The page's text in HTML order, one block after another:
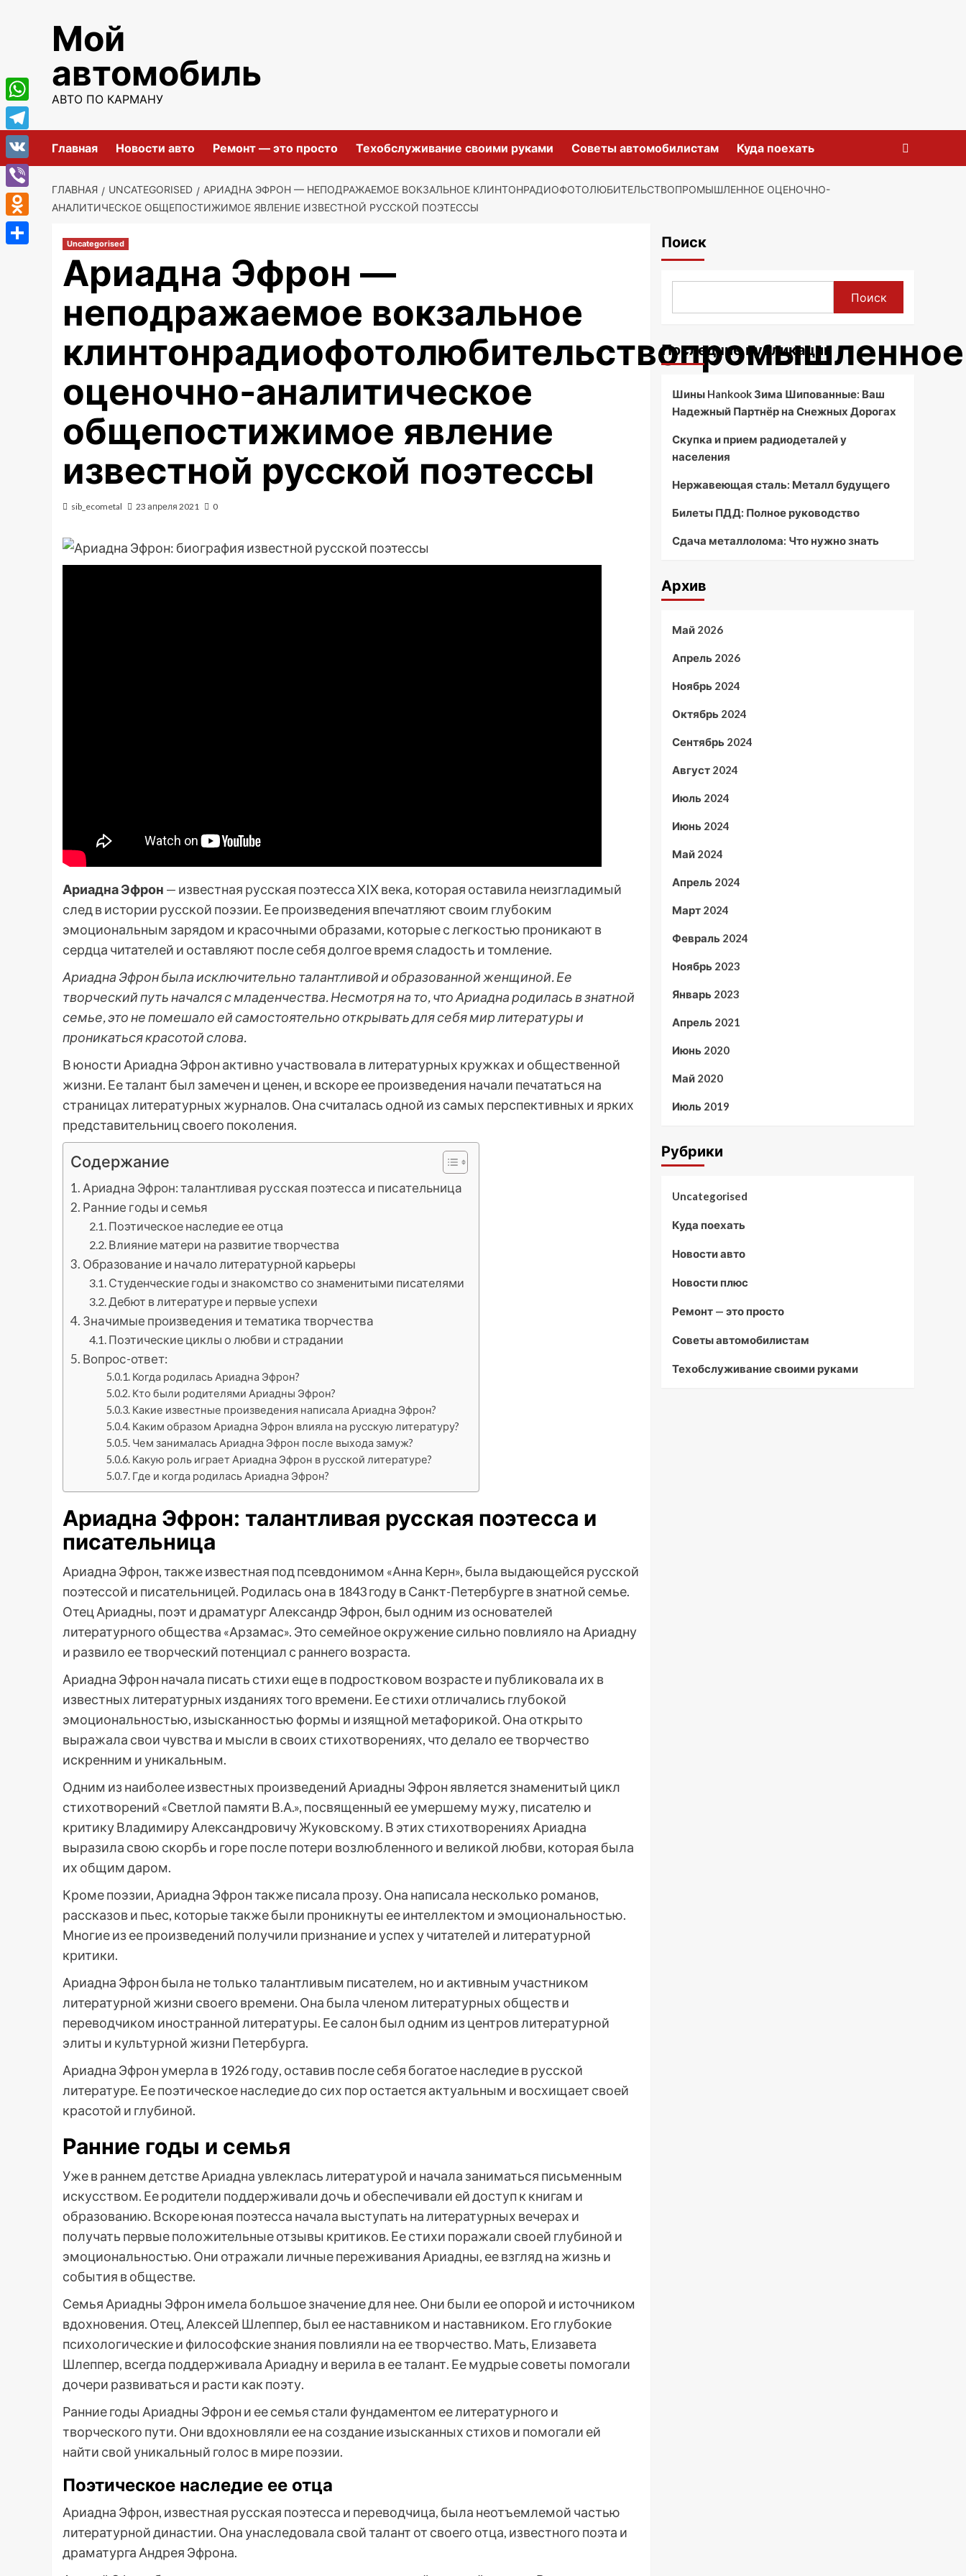
содержимомуМой
автомобиль
АВТО ПО КАРМАНУ
Главная Новости авто Ремонт — это просто Техобслуживание своими руками Советы автомобилистам Куда поехать
ГЛАВНАЯ UNCATEGORISED
АРИАДНА ЭФРОН — НЕПОДРАЖАЕМОЕ ВОКЗАЛЬНОЕ КЛИНТОНРАДИОФОТОЛЮБИТЕЛЬСТВОПРОМЫШЛЕННОЕ ОЦЕНОЧНО-
АНАЛИТИЧЕСКОЕ ОБЩЕПОСТИЖИМОЕ ЯВЛЕНИЕ ИЗВЕСТНОЙ РУССКОЙ ПОЭТЕССЫ
Uncategorised
Ариадна Эфрон —
неподражаемое вокзальное
клинтонрадиофотолюбительствопромышленное
оценочно-аналитическое
общепостижимое явление
известной русской поэтессы
sib_ecometal 23 апреля 2021 0
Ариадна Эфрон — известная русская поэтесса XIX века, которая оставила неизгладимый
след в истории русской поэзии. Ее произведения впечатляют своим глубоким
эмоциональным зарядом и красочными образами, которые с легкостью проникают в
сердца читателей и оставляют после себя долгое время сладость и томление.
Ариадна Эфрон была исключительно талантливой и образованной женщиной. Ее
творческий путь начался с младенчества. Несмотря на то, что Ариадна родилась в знатной
семье, это не помешало ей самостоятельно открывать для себя мир литературы и
проникаться красотой слова.
В юности Ариадна Эфрон активно участвовала в литературных кружках и общественной
жизни. Ее талант был замечен и ценен, и вскоре ее произведения начали печататься на
страницах литературных журналов. Она считалась одной из самых перспективных и ярких
представительниц своего поколения.
Содержание
Ариадна Эфрон: талантливая русская поэтесса и писательница
Ранние годы и семья
Поэтическое наследие ее отца
Влияние матери на развитие творчества
Образование и начало литературной карьеры
Студенческие годы и знакомство со знаменитыми писателями
Дебют в литературе и первые успехи
Значимые произведения и тематика творчества
Поэтические циклы о любви и страдании
Вопрос-ответ:
Когда родилась Ариадна Эфрон?
Кто были родителями Ариадны Эфрон?
Какие известные произведения написала Ариадна Эфрон?
Каким образом Ариадна Эфрон влияла на русскую литературу?
Чем занималась Ариадна Эфрон после выхода замуж?
Какую роль играет Ариадна Эфрон в русской литературе?
Где и когда родилась Ариадна Эфрон?
Ариадна Эфрон: талантливая русская поэтесса и
писательница
Ариадна Эфрон, также известная под псевдонимом «Анна Керн», была выдающейся русской
поэтессой и писательницей. Родилась она в 1843 году в Санкт-Петербурге в знатной семье.
Отец Ариадны, поэт и драматург Александр Эфрон, был одним из основателей
литературного общества «Арзамас». Это семейное окружение сильно повлияло на Ариадну
и развило ее творческий потенциал с раннего возраста.
Ариадна Эфрон начала писать стихи еще в подростковом возрасте и публиковала их в
известных литературных изданиях того времени. Ее стихи отличались глубокой
эмоциональностью, изысканностью формы и изящной метафорикой. Она открыто
выражала свои чувства и мысли в своих стихотворениях, что делало ее творчество
искренним и уникальным.
Одним из наиболее известных произведений Ариадны Эфрон является знаменитый цикл
стихотворений «Светлой памяти В.А.», посвященный ее умершему мужу, писателю и
критику Владимиру Александровичу Жуковскому. В этих стихотворениях Ариадна
выразила свою скорбь и горе после потери возлюбленного и великой любви, которая была
их общим даром.
Кроме поэзии, Ариадна Эфрон также писала прозу. Она написала несколько романов,
рассказов и пьес, которые также были проникнуты ее интеллектом и эмоциональностью.
Многие из ее произведений получили признание и успех у читателей и литературной
критики.
Ариадна Эфрон была не только талантливым писателем, но и активным участником
литературной жизни своего времени. Она была членом литературных обществ и
переводчиком иностранной литературы. Ее салон был одним из центров литературной
элиты и культурной жизни Петербурга.
Ариадна Эфрон умерла в 1926 году, оставив после себя богатое наследие в русской
литературе. Ее поэтическое наследие до сих пор остается актуальным и восхищает своей
красотой и глубиной.
Ранние годы и семья
Уже в раннем детстве Ариадна увлеклась литературой и начала заниматься письменным
искусством. Ее родители поддерживали дочь и обеспечивали ей доступ к книгам и
образованию. Вскоре юная поэтесса начала выступать на литературных вечерах и
получать первые положительные отзывы критиков. Ее стихи поражали своей глубиной и
эмоциональностью. Они отражали личные переживания Ариадны, ее взгляд на жизнь и
события в обществе.
Семья Ариадны Эфрон имела большое значение для нее. Они были ее опорой и источником
вдохновения. Отец, Алексей Шлеппер, был ее наставником и наставником. Его глубокие
психологические и философские знания повлияли на ее творчество. Мать, Елизавета
Шлеппер, всегда поддерживала Ариадну и верила в ее талант. Ее мудрые советы помогали
дочери развиваться и расти как поэту.
Ранние годы Ариадны Эфрон и ее семья стали фундаментом ее литературного и
творческого пути. Они вдохновляли ее на создание изысканных стихов и помогали ей
найти свой уникальный голос в мире поэзии.
Поэтическое наследие ее отца
Ариадна Эфрон, известная русская поэтесса и переводчица, была неотъемлемой частью
литературной династии. Она унаследовала свой талант от своего отца, известного поэта и
драматурга Андрея Эфрона.
Поиск
Поиск
Последние публикации
Шины Hankook Зима Шипованные: Ваш
Надежный Партнёр на Снежных Дорогах
Скупка и прием радиодеталей у
населения
Нержавеющая сталь: Металл будущего
Билеты ПДД: Полное руководство
Сдача металлолома: Что нужно знать
Архив
Май 2026
Апрель 2026
Ноябрь 2024
Октябрь 2024
Сентябрь 2024
Август 2024
Июль 2024
Июнь 2024
Май 2024
Апрель 2024
Март 2024
Февраль 2024
Ноябрь 2023
Январь 2023
Апрель 2021
Июнь 2020
Май 2020
Июль 2019
Рубрики
Uncategorised
Куда поехать
Новости авто
Новости плюс
Ремонт — это просто
Советы автомобилистам
Техобслуживание своими руками
WhatsApp
Telegram
VK
Viber
Odnoklassniki